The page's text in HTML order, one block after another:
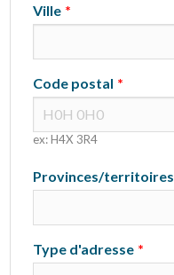
Ville
Code postal
ex: H4X 3R4
Provinces/territoires
Type d'adresse